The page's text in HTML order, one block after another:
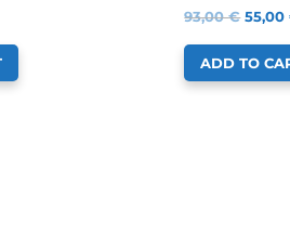
93,00€ 55,00
ADD TO